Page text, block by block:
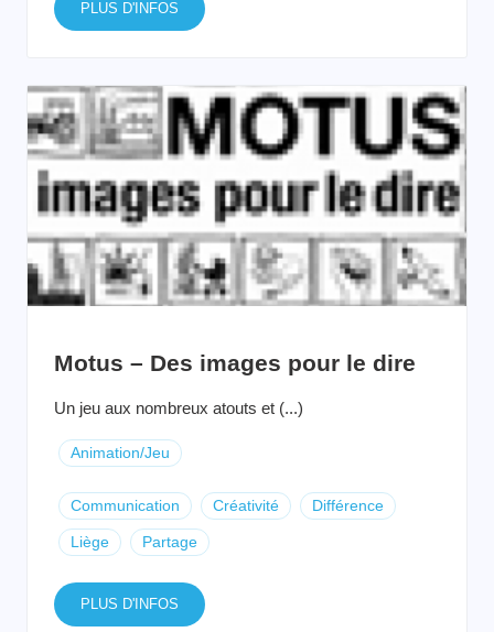
PLUS D'INFOS
Motus – Des images pour le dire
Un jeu aux nombreux atouts et (...)
Animation/Jeu
Communication Créativité Différence
Liège Partage
PLUS D'INFOS